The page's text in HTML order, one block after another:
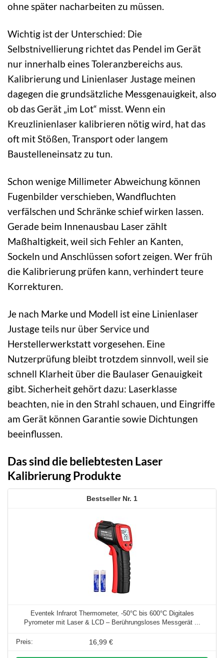
ohne später nacharbeiten zu müssen.
Wichtig ist der Unterschied: Die
Selbstnivellierung richtet das Pendel im Gerät
nur innerhalb eines Toleranzbereichs aus.
Kalibrierung und Linienlaser Justage meinen
dagegen die grundsätzliche Messgenauigkeit, also
ob das Gerät „im Lot“ misst. Wenn ein
Kreuzlinienlaser kalibrieren nötig wird, hat das
oft mit Stößen, Transport oder langem
Baustelleneinsatz zu tun.
Schon wenige Millimeter Abweichung können
Fugenbilder verschieben, Wandfluchten
verfälschen und Schränke schief wirken lassen.
Gerade beim Innenausbau Laser zählt
Maßhaltigkeit, weil sich Fehler an Kanten,
Sockeln und Anschlüssen sofort zeigen. Wer früh
die Kalibrierung prüfen kann, verhindert teure
Korrekturen.
Je nach Marke und Modell ist eine Linienlaser
Justage teils nur über Service und
Herstellerwerkstatt vorgesehen. Eine
Nutzerprüfung bleibt trotzdem sinnvoll, weil sie
schnell Klarheit über die Baulaser Genauigkeit
gibt. Sicherheit gehört dazu: Laserklasse
beachten, nie in den Strahl schauen, und Eingriffe
am Gerät können Garantie sowie Dichtungen
beeinflussen.
Das sind die beliebtesten Laser
Kalibrierung Produkte
1
Eventek Infrarot Thermometer, -50°C bis 600°C Digitales
Pyrometer mit Laser & LCD – Berührungsloses Messgerät ...
16,99 €